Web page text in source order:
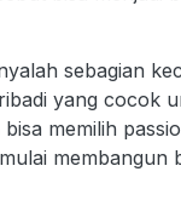
sebagian
yang cocok
memilih
membangun